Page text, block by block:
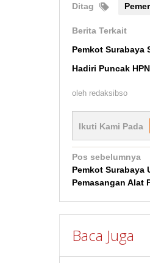
Ditag
Berita Terkait
Pemkot Surabaya
Hadiri Puncak
oleh redaksibso
Ikuti Kami Pada
Navigasi
pos
Pos sebelumnya
Pemkot Surabaya
Pemasangan Alat
Baca Juga